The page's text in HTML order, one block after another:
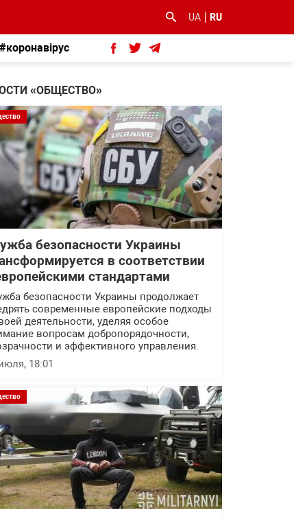
UA RU
#коронавірус
«ОБЩЕСТВО»
безопасности Украины
в соответствии
стандартами
безопасности Украины продолжает
современные европейские подходы
деятельности, уделяя особое
вопросам добропорядочности,
и эффективного управления.
18:01